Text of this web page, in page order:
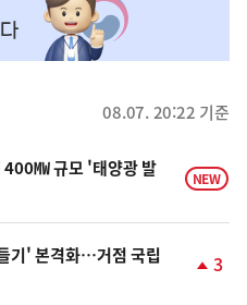
08.07. 20:22 기준
400㎿ 규모 '태양광 발
NEW
기' 본격화…거점 국립
3